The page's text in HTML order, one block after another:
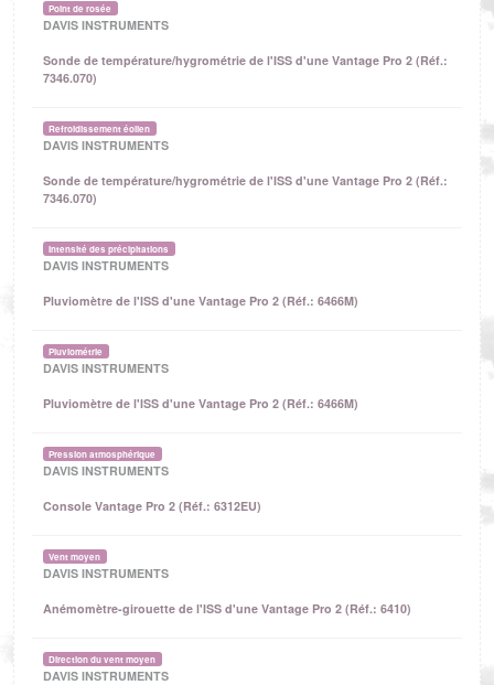
Point de rosée
DAVIS INSTRUMENTS
Sonde de température/hygrométrie de l'ISS d'une Vantage Pro 2 (Réf.:
7346.070)
Refroidissement éolien
DAVIS INSTRUMENTS
Sonde de température/hygrométrie de l'ISS d'une Vantage Pro 2 (Réf.:
7346.070)
Intensité des précipitations
DAVIS INSTRUMENTS
Pluviomètre de l'ISS d'une Vantage Pro 2 (Réf.: 6466M)
Pluviométrie
DAVIS INSTRUMENTS
Pluviomètre de l'ISS d'une Vantage Pro 2 (Réf.: 6466M)
Pression atmosphérique
DAVIS INSTRUMENTS
Console Vantage Pro 2 (Réf.: 6312EU)
Vent moyen
DAVIS INSTRUMENTS
Anémomètre-girouette de l'ISS d'une Vantage Pro 2 (Réf.: 6410)
Direction du vent moyen
DAVIS INSTRUMENTS